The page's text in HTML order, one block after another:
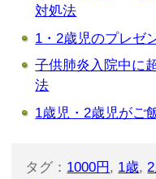
対処法
1・2歳児のプレゼ
子供肺炎入院中に
法
1歳児・2歳児がご
タグ： 1000円 , 1歳,